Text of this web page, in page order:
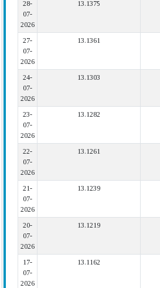
28-
07-
2026
13.1375
27-
07-
2026
13.1361
24-
07-
2026
13.1303
23-
07-
2026
13.1282
22-
07-
2026
13.1261
21-
07-
2026
13.1239
20-
07-
2026
13.1219
17-
07-
2026
13.1162